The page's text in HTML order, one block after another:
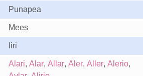
Punapea
Mees
Iiri
Alari, Alar, Allar, Aler, Aller, Alerio,